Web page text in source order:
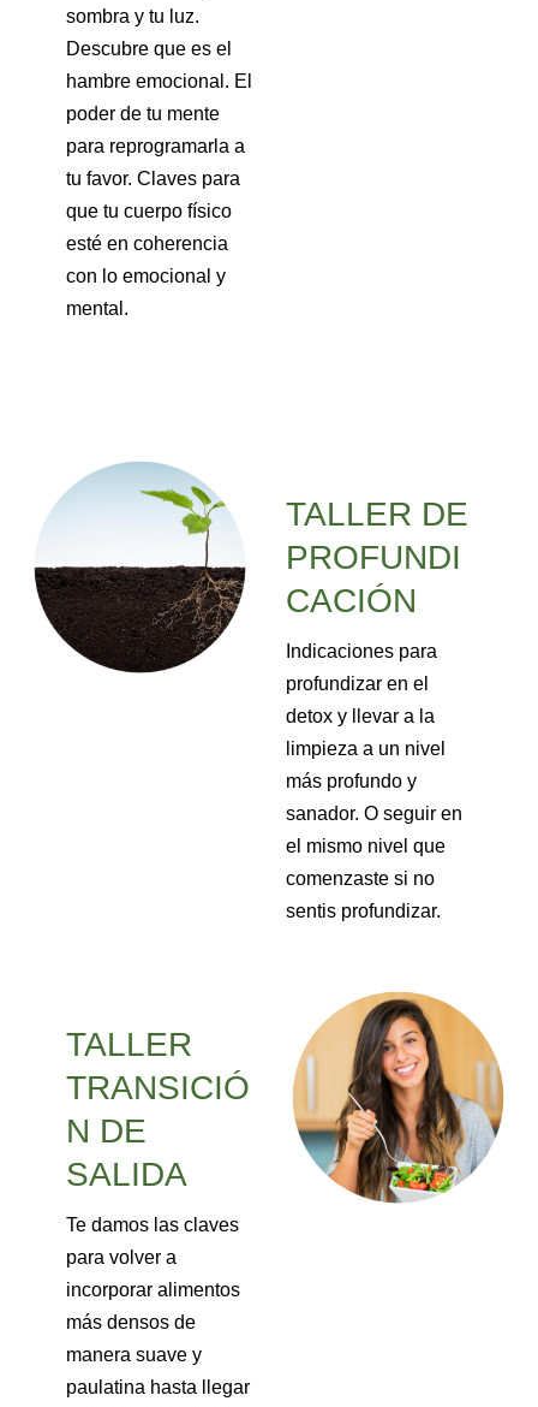
sombra y tu luz.
Descubre que es el
hambre emocional. El
poder de tu mente
para reprogramarla a
tu favor. Claves para
que tu cuerpo físico
esté en coherencia
con lo emocional y
mental.
TALLER DE
PROFUNDI
CACIÓN
Indicaciones para
profundizar en el
detox y llevar a la
limpieza a un nivel
más profundo y
sanador. O seguir en
el mismo nivel que
comenzaste si no
sentis profundizar.
TALLER
TRANSICIÓ
N DE
SALIDA
Te damos las claves
para volver a
incorporar alimentos
más densos de
manera suave y
paulatina hasta llegar